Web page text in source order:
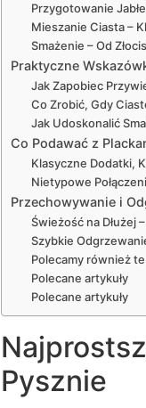
Przygotowanie
Mieszanie Ciasta –
Smażenie – Od
Praktyczne
Jak Zapobiec
Co Zrobić, Gdy
Jak Udoskonalić
Co Podawać z
Klasyczne Dodatki,
Nietypowe
Przechowywanie i
Świeżość na Dłużej
Szybkie
Polecamy również te
Polecane artykuły
Polecane artykuły
Pysznie